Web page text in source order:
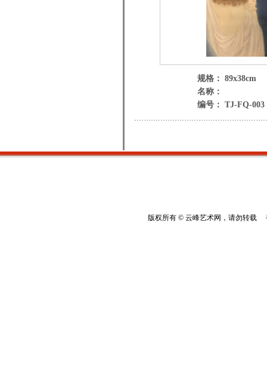
规格： 89x38cm
名称：
编号： TJ-FQ-003
版权所有 © 云峰艺术网，请勿转载